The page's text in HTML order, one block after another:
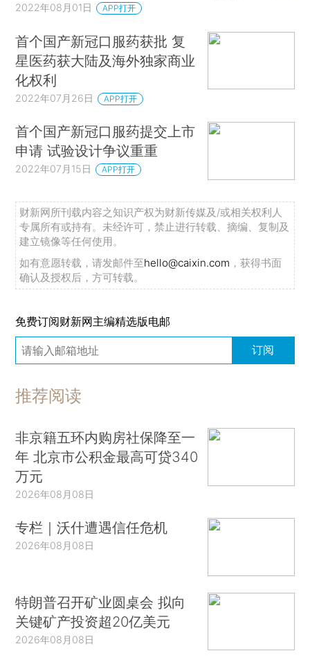
2022年08月01日 APP打开
首个国产新冠口服药获批 复
星医药获大陆及海外独家商业
化权利
2022年07月26日 APP打开
首个国产新冠口服药提交上市
申请 试验设计争议重重
2022年07月15日 APP打开
财新网所刊载内容之知识产权为财新传媒及/或相关权利人
专属所有或持有。未经许可，禁止进行转载、摘编、复制及
建立镜像等任何使用。
如有意愿转载，请发邮件至hello@caixin.com ，获得书面
确认及授权后，方可转载。
免费订阅财新网主编精选版电邮
订阅
推荐阅读
非京籍五环内购房社保降至一
年 北京市公积金最高可贷340
万元
2026年08月08日
专栏｜沃什遭遇信任危机
2026年08月08日
特朗普召开矿业圆桌会 拟向
关键矿产投资超20亿美元
2026年08月08日